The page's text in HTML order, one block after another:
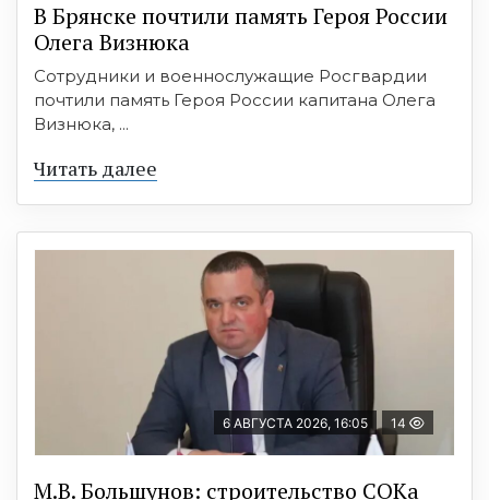
В Брянске почтили память Героя России
Олега Визнюка
Сотрудники и военнослужащие Росгвардии
почтили память Героя России капитана Олега
Визнюка, ...
Читать далее
6 АВГУСТА 2026, 16:05 14
М.В. Большунов: строительство СОКа